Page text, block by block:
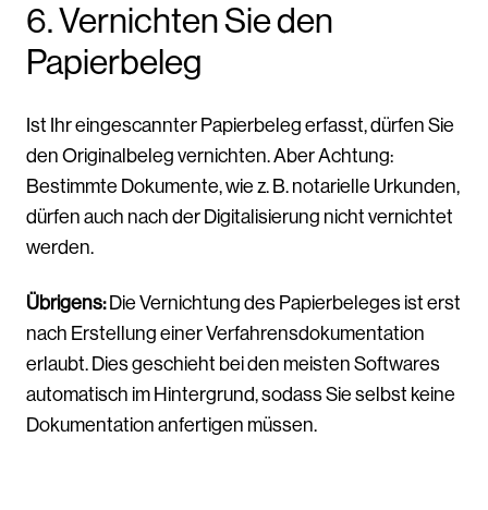
6. Vernichten Sie den
Papierbeleg
Ist Ihr eingescannter Papierbeleg erfasst, dürfen Sie
den Originalbeleg vernichten. Aber Achtung:
Bestimmte Dokumente, wie z. B. notarielle Urkunden,
dürfen auch nach der Digitalisierung nicht vernichtet
werden.
Übrigens:Die Vernichtung des Papierbeleges ist erst
nach Erstellung einer Verfahrensdokumentation
erlaubt. Dies geschieht bei den meisten Softwares
automatisch im Hintergrund, sodass Sie selbst keine
Dokumentation anfertigen müssen.